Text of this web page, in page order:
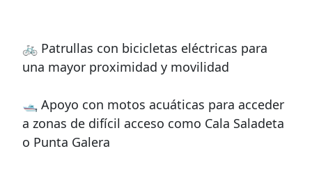
🚲 Patrullas con bicicletas eléctricas para
una mayor proximidad y movilidad
🛥️ Apoyo con motos acuáticas para acceder
a zonas de difícil acceso como Cala Saladeta
o Punta Galera